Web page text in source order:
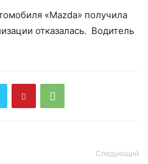
«Mazda» получила
отказалась. Водитель
Следующий